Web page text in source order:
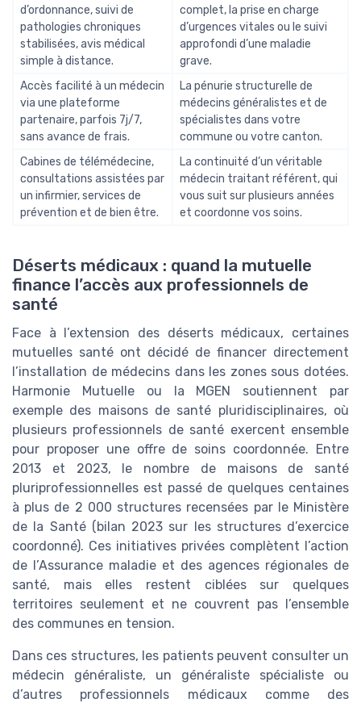
d’ordonnance, suivi de
pathologies chroniques
stabilisées, avis médical
simple à distance.
complet, la prise en charge
d’urgences vitales ou le suivi
approfondi d’une maladie
grave.
Accès facilité à un médecin
via une plateforme
partenaire, parfois 7j/7,
sans avance de frais.
La pénurie structurelle de
médecins généralistes et de
spécialistes dans votre
commune ou votre canton.
Cabines de télémédecine,
consultations assistées par
un infirmier, services de
prévention et de bien être.
La continuité d’un véritable
médecin traitant référent, qui
vous suit sur plusieurs années
et coordonne vos soins.
Déserts médicaux : quand la mutuelle
finance l’accès aux professionnels de
santé
Face à l’extension des déserts médicaux, certaines
mutuelles santé ont décidé de financer directement
l’installation de médecins dans les zones sous dotées.
Harmonie Mutuelle ou la MGEN soutiennent par
exemple des maisons de santé pluridisciplinaires, où
plusieurs professionnels de santé exercent ensemble
pour proposer une offre de soins coordonnée. Entre
2013 et 2023, le nombre de maisons de santé
pluriprofessionnelles est passé de quelques centaines
à plus de 2 000 structures recensées par le Ministère
de la Santé (bilan 2023 sur les structures d’exercice
coordonné). Ces initiatives privées complètent l’action
de l’Assurance maladie et des agences régionales de
santé, mais elles restent ciblées sur quelques
territoires seulement et ne couvrent pas l’ensemble
des communes en tension.
Dans ces structures, les patients peuvent consulter un
médecin généraliste, un généraliste spécialiste ou
d’autres professionnels médicaux comme des